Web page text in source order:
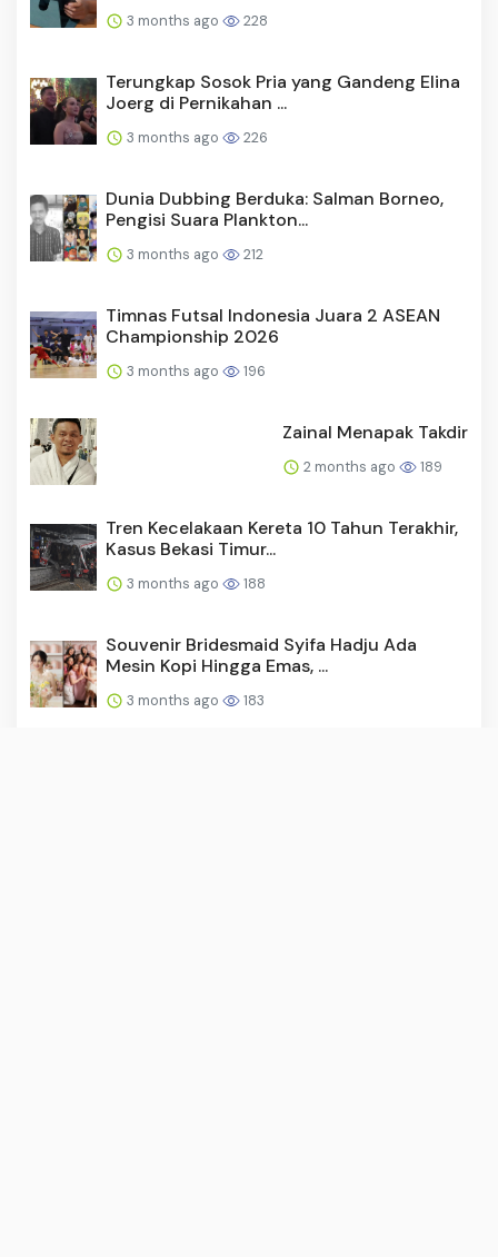
3 months ago 228
Terungkap Sosok Pria yang Gandeng Elina
Joerg di Pernikahan ...
3 months ago 226
Dunia Dubbing Berduka: Salman Borneo,
Pengisi Suara Plankton...
3 months ago 212
Timnas Futsal Indonesia Juara 2 ASEAN
Championship 2026
3 months ago 196
Zainal Menapak Takdir
2 months ago 189
Tren Kecelakaan Kereta 10 Tahun Terakhir,
Kasus Bekasi Timur...
3 months ago 188
Souvenir Bridesmaid Syifa Hadju Ada
Mesin Kopi Hingga Emas, ...
3 months ago 183